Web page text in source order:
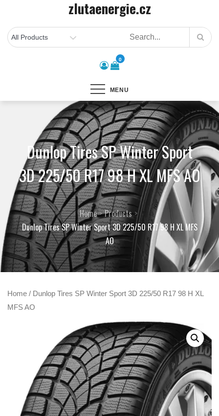
content
zlutaenergie.cz
0
MENU
Dunlop Tires SP Winter Sport
3D 225/50 R17 98 H XL MFS AO
Home
Products
Dunlop Tires SP Winter Sport 3D 225/50 R17 98 H XL MFS
AO
Home / Dunlop Tires SP Winter Sport 3D 225/50 R17 98 H XL
MFS AO